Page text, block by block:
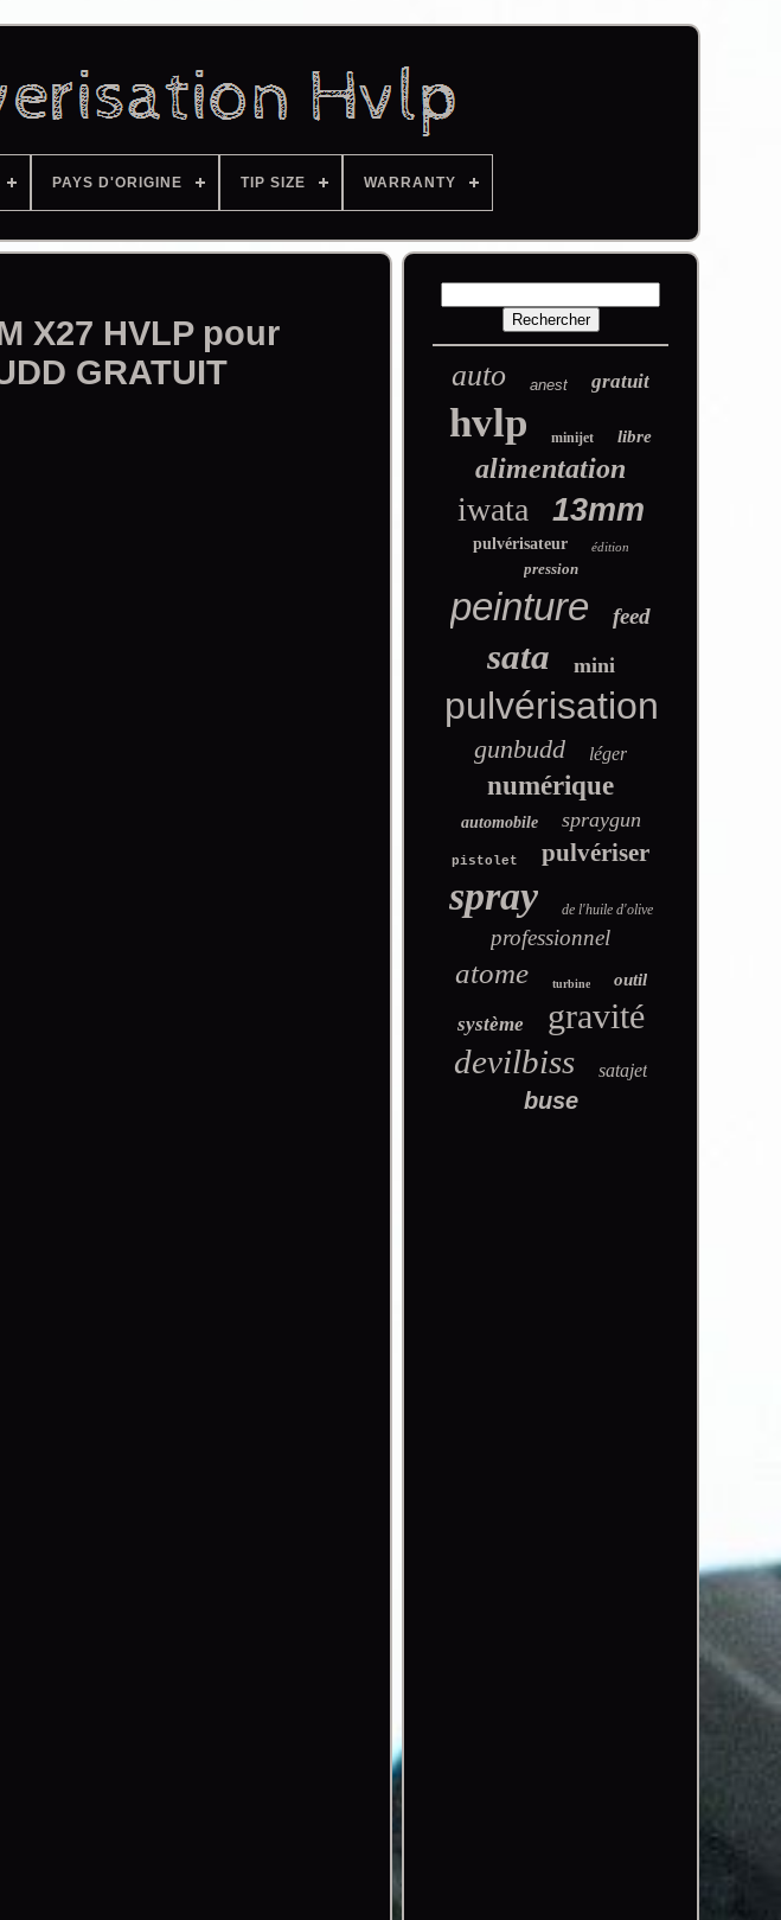
PAYS D'ORIGINE TIP SIZE WARRANTY
X27 HVLP pour
GRATUIT
auto anest gratuit
hvlp minijet libre
alimentation
iwata 13mm
pulvérisateur édition
pression
peinture feed
sata mini
pulvérisation
gunbudd léger
numérique
automobile spraygun
pistolet pulvériser
spray de l'huile d'olive
professionnel
atome turbine outil
système gravité
devilbiss satajet
buse